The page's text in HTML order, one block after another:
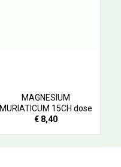
MAGNESIUM
MURIATICUM 15CH dose
€ 8,40